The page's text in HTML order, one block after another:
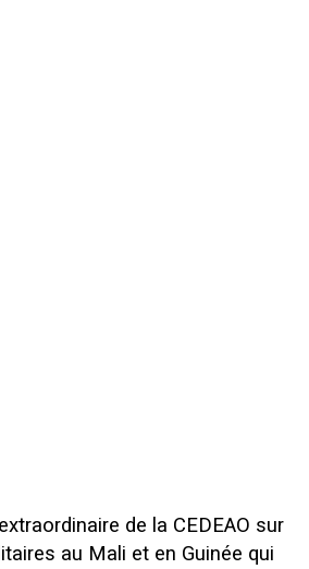
de la CEDEAO sur
au Mali et en Guinée qui